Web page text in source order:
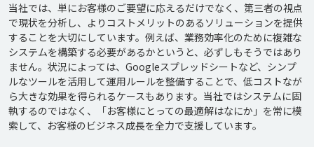
当社では、単にお客様のご要望に応えるだけでなく、第三者の視点
で現状を分析し、よりコストメリットのあるソリューションを提供
することを大切にしています。例えば、業務効率化のために複雑な
システムを構築する必要があるかというと、必ずしもそうではあり
ません。状況によっては、Googleスプレッドシートなど、シンプ
ルなツールを活用して運用ルールを整備することで、低コストなが
ら大きな効果を得られるケースもあります。当社ではシステムに固
執するのではなく、「お客様にとっての最適解はなにか」を常に模
索して、お客様のビジネス成長を全力で支援しています。